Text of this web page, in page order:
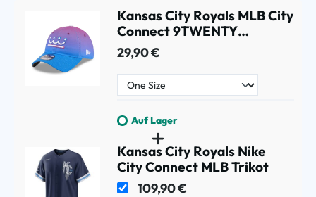
Kansas City Royals MLB City
Connect 9TWENTY
Adjustable Cap Lila
29,90 €
Auf Lager
Kansas City Royals Nike
City Connect MLB Trikot
109,90 €